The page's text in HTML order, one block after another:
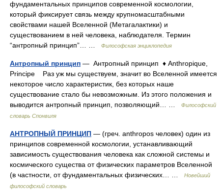
фундаментальных принципов современной космологии,
который фиксирует связь между крупномасштабными
свойствами нашей Вселенной (Метагалактики) и
существованием в ней человека, наблюдателя. Термин
“антропный принцип”… …
Философская энциклопедия
Антропный принцип — Антропный принцип ♦ Anthropique,
Principe Раз уж мы существуем, значит во Вселенной имеется
некоторое число характеристик, без которых наше
существование стало бы невозможным. Из этого положения и
выводится антропный принцип, позволяющий… …
Философский
словарь Спонвиля
АНТРОПНЫЙ ПРИНЦИП — (греч. anthropos человек) один из
принципов современной космологии, устанавливающий
зависимость существования человека как сложной системы и
космического существа от физических параметров Вселенной
(в частности, от фундаментальных физических… …
Новейший
философский словарь